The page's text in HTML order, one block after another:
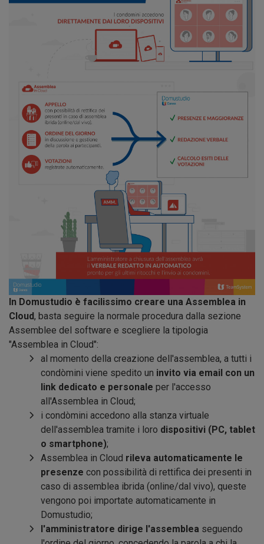
In Domustudio è facilissimo creare una Assemblea in
Cloud, basta seguire la normale procedura dalla sezione
Assemblee del software e scegliere la tipologia
"Assemblea in Cloud":
al momento della creazione dell'assemblea, a tutti i
condòmini viene spedito un invito via email con un
link dedicato e personale per l'accesso
all'Assemblea in Cloud;
i condòmini accedono alla stanza virtuale
dell'assemblea tramite i loro dispositivi (PC, tablet
o smartphone);
Assemblea in Cloud rileva automaticamente le
presenze con possibilità di rettifica dei presenti in
caso di assemblea ibrida (online/dal vivo), queste
vengono poi importate automaticamente in
Domustudio;
l'amministratore dirige l'assemblea seguendo